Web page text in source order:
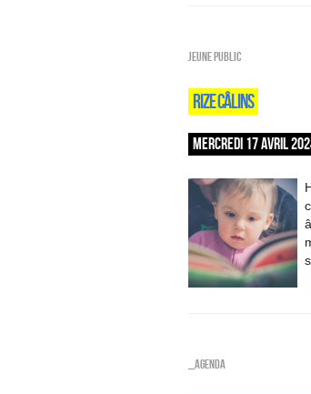
Jeune public
RIZE CÂLINS
MERCREDI 17 AVRIL
_Agenda